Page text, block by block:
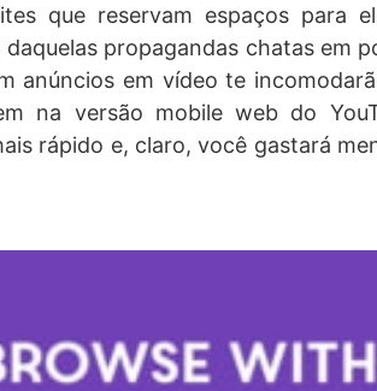
que reservam espaços para
propagandas chatas em
anúncios em vídeo te
na versão mobile web do
rápido e, claro, você gastará